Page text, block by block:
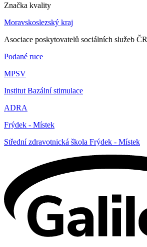
Značka kvality
Moravskoslezský kraj
Asociace poskytovatelů sociálních služeb ČR
Podané ruce
MPSV
Institut Bazální stimulace
ADRA
Frýdek - Místek
Střední zdravotnická škola Frýdek - Místek